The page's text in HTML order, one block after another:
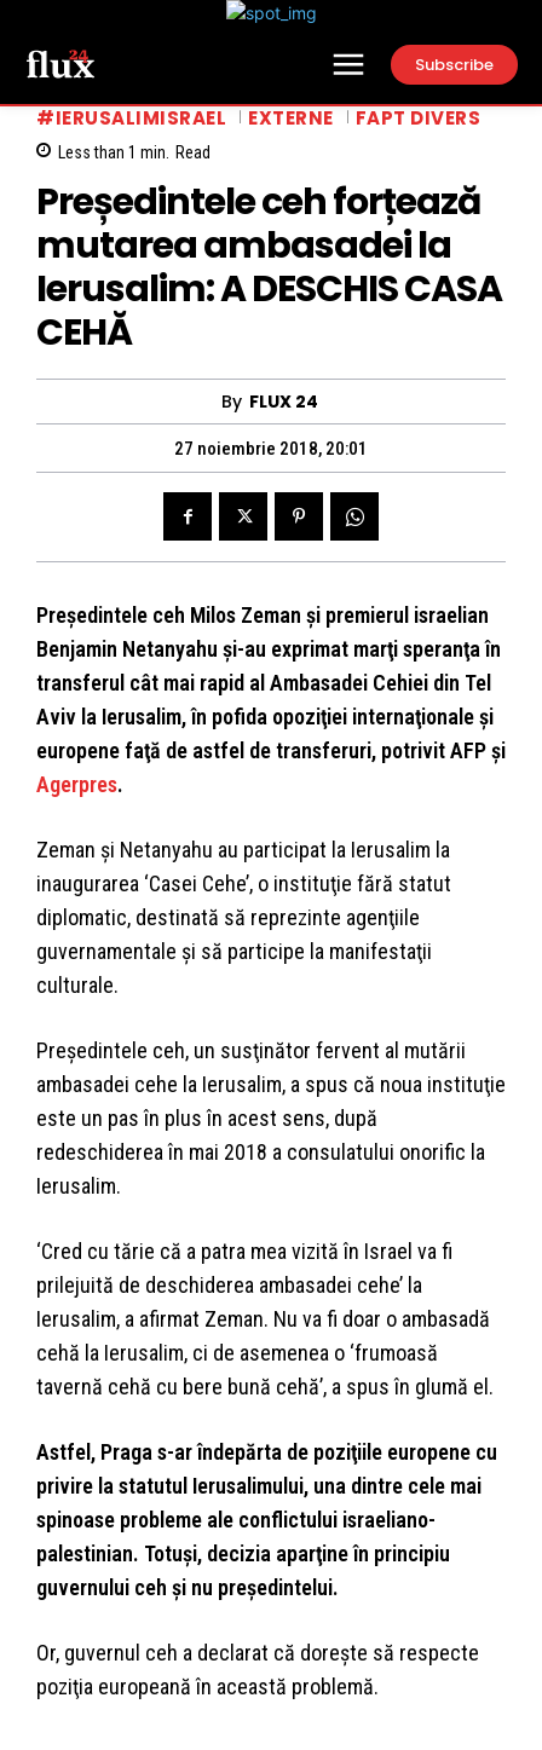
Subscribe
#IERUSALIMISRAEL EXTERNE FAPT DIVERS
Less than 1 min. Read
Președintele ceh forțează
mutarea ambasadei la
Ierusalim: A DESCHIS CASA
CEHĂ
By FLUX 24
27 noiembrie 2018, 20:01
Preşedintele ceh Milos Zeman şi premierul israelian
Benjamin Netanyahu şi-au exprimat marţi speranţa în
transferul cât mai rapid al Ambasadei Cehiei din Tel
Aviv la Ierusalim, în pofida opoziţiei internaţionale şi
europene faţă de astfel de transferuri, potrivit AFP și
Agerpres.
Zeman şi Netanyahu au participat la Ierusalim la
inaugurarea ‘Casei Cehe’, o instituţie fără statut
diplomatic, destinată să reprezinte agenţiile
guvernamentale şi să participe la manifestaţii
culturale.
Preşedintele ceh, un susţinător fervent al mutării
ambasadei cehe la Ierusalim, a spus că noua instituţie
este un pas în plus în acest sens, după
redeschiderea în mai 2018 a consulatului onorific la
Ierusalim.
‘Cred cu tărie că a patra mea vizită în Israel va fi
prilejuită de deschiderea ambasadei cehe’ la
Ierusalim, a afirmat Zeman. Nu va fi doar o ambasadă
cehă la Ierusalim, ci de asemenea o ‘frumoasă
tavernă cehă cu bere bună cehă’, a spus în glumă el.
Astfel, Praga s-ar îndepărta de poziţiile europene cu
privire la statutul Ierusalimului, una dintre cele mai
spinoase probleme ale conflictului israeliano-
palestinian. Totuşi, decizia aparţine în principiu
guvernului ceh şi nu preşedintelui.
Or, guvernul ceh a declarat că doreşte să respecte
poziţia europeană în această problemă.